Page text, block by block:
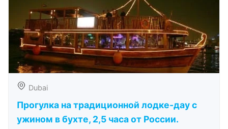
Dubai
Прогулка на традиционной лодке-дау с
ужином в бухте, 2,5 часа от России.